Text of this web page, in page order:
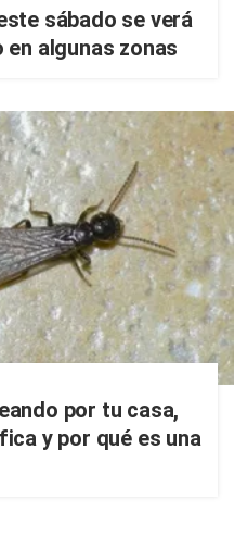
sábado se verá
algunas zonas
por tu casa,
y por qué es una